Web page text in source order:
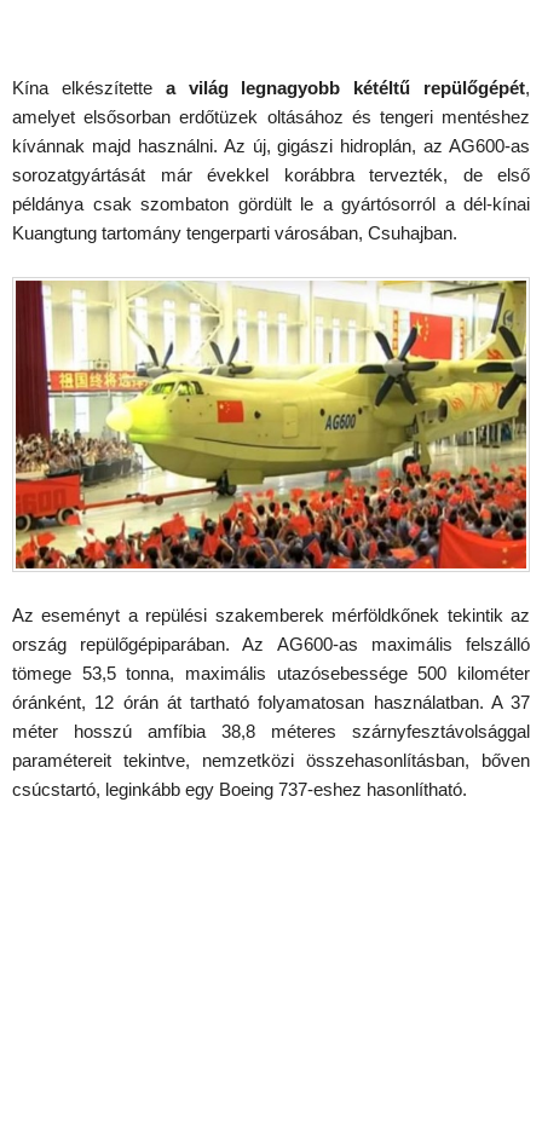
Kína elkészítette a világ legnagyobb kétéltű repülőgépét,
amelyet elsősorban erdőtüzek oltásához és tengeri mentéshez
kívánnak majd használni. Az új, gigászi hidroplán, az AG600-as
sorozatgyártását már évekkel korábbra tervezték, de első
példánya csak szombaton gördült le a gyártósorról a dél-kínai
Kuangtung tartomány tengerparti városában, Csuhajban.
Az eseményt a repülési szakemberek mérföldkőnek tekintik az
ország repülőgépiparában. Az AG600-as maximális felszálló
tömege 53,5 tonna, maximális utazósebessége 500 kilométer
óránként, 12 órán át tartható folyamatosan használatban. A 37
méter hosszú amfíbia 38,8 méteres szárnyfesztávolsággal
paramétereit tekintve, nemzetközi összehasonlításban, bőven
csúcstartó, leginkább egy Boeing 737-eshez hasonlítható.